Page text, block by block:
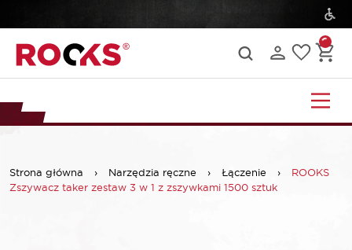
Strona główna › Narzędzia ręczne › Łączenie ›
ROOKS
Zszywacz taker zestaw 3 w 1 z zszywkami 1500 sztuk